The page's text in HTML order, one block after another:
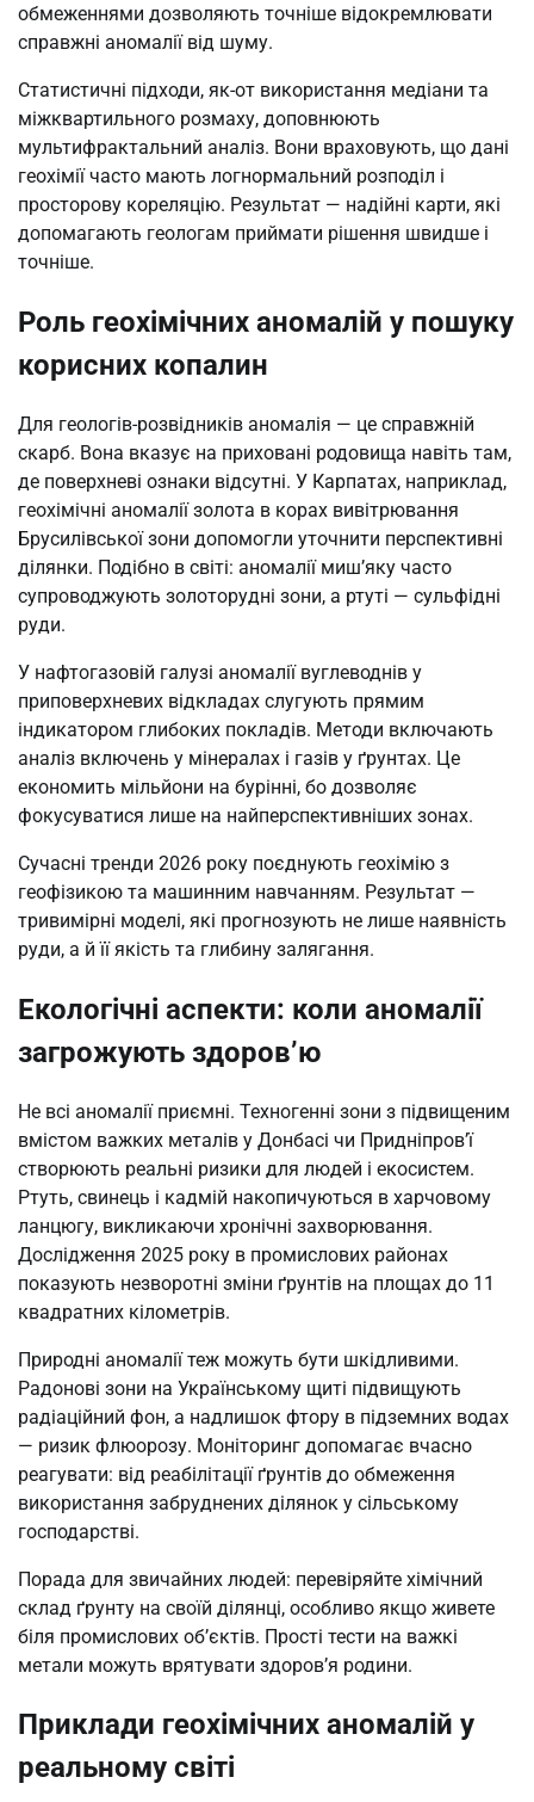
обмеженнями дозволяють точніше відокремлювати
справжні аномалії від шуму.
Статистичні підходи, як-от використання медіани та
міжквартильного розмаху, доповнюють
мультифрактальний аналіз. Вони враховують, що дані
геохімії часто мають логнормальний розподіл і
просторову кореляцію. Результат — надійні карти, які
допомагають геологам приймати рішення швидше і
точніше.
Роль геохімічних аномалій у пошуку
корисних копалин
Для геологів-розвідників аномалія — це справжній
скарб. Вона вказує на приховані родовища навіть там,
де поверхневі ознаки відсутні. У Карпатах, наприклад,
геохімічні аномалії золота в корах вивітрювання
Брусилівської зони допомогли уточнити перспективні
ділянки. Подібно в світі: аномалії миш’яку часто
супроводжують золоторудні зони, а ртуті — сульфідні
руди.
У нафтогазовій галузі аномалії вуглеводнів у
приповерхневих відкладах слугують прямим
індикатором глибоких покладів. Методи включають
аналіз включень у мінералах і газів у ґрунтах. Це
економить мільйони на бурінні, бо дозволяє
фокусуватися лише на найперспективніших зонах.
Сучасні тренди 2026 року поєднують геохімію з
геофізикою та машинним навчанням. Результат —
тривимірні моделі, які прогнозують не лише наявність
руди, а й її якість та глибину залягання.
Екологічні аспекти: коли аномалії
загрожують здоров’ю
Не всі аномалії приємні. Техногенні зони з підвищеним
вмістом важких металів у Донбасі чи Придніпров’ї
створюють реальні ризики для людей і екосистем.
Ртуть, свинець і кадмій накопичуються в харчовому
ланцюгу, викликаючи хронічні захворювання.
Дослідження 2025 року в промислових районах
показують незворотні зміни ґрунтів на площах до 11
квадратних кілометрів.
Природні аномалії теж можуть бути шкідливими.
Радонові зони на Українському щиті підвищують
радіаційний фон, а надлишок фтору в підземних водах
— ризик флюорозу. Моніторинг допомагає вчасно
реагувати: від реабілітації ґрунтів до обмеження
використання забруднених ділянок у сільському
господарстві.
Порада для звичайних людей: перевіряйте хімічний
склад ґрунту на своїй ділянці, особливо якщо живете
біля промислових об’єктів. Прості тести на важкі
метали можуть врятувати здоров’я родини.
Приклади геохімічних аномалій у
реальному світі